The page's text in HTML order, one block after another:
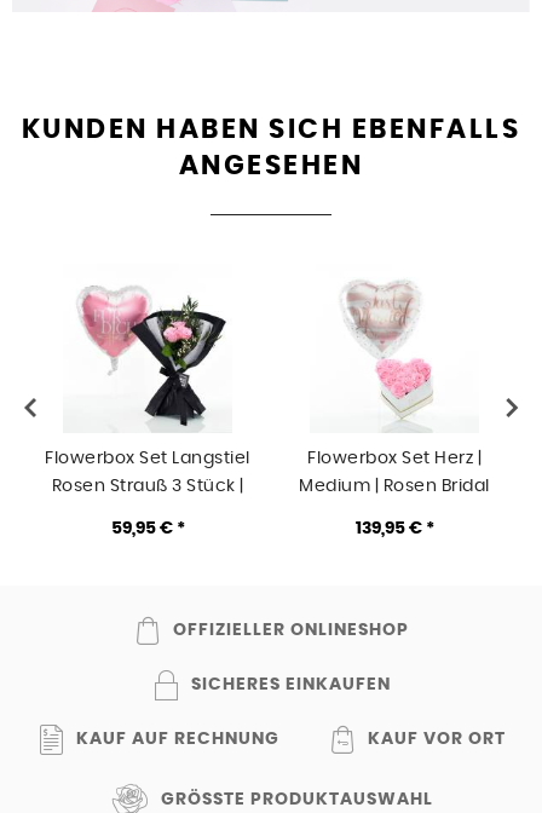
KUNDEN HABEN SICH EBENFALLS
ANGESEHEN
Flowerbox Set Langstiel
Rosen Strauß 3 Stück |
Heliumballon
59,95 € *
Flowerbox Set Herz |
Medium | Rosen Bridal
139,95 € *
OFFIZIELLER ONLINESHOP
SICHERES EINKAUFEN
KAUF AUF RECHNUNG KAUF VOR ORT
GRÖSSTE PRODUKTAUSWAHL